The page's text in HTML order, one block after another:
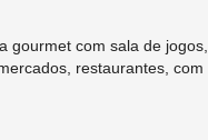
gourmet com sala de
restaurantes, com